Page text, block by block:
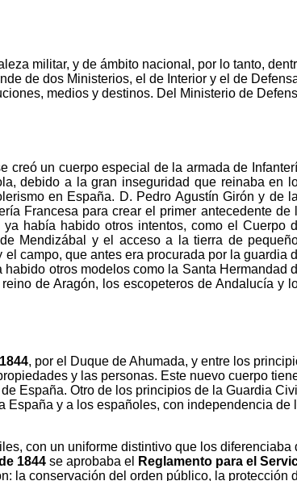
militar, y de ámbito nacional, por lo tanto,
de dos Ministerios, el de Interior y el de
medios y destinos. Del Ministerio de
creó un cuerpo especial de la armada de
debido a la gran inseguridad que reinaba en
en España. D. Pedro Agustín Girón y de
Francesa para crear el primer antecedente de
había habido otros intentos, como el Cuerpo
Mendizábal y el acceso a la tierra de
campo, que antes era procurada por la guardia
otros modelos como la Santa Hermandad
de Aragón, los escopeteros de Andalucía y
44, por el Duque de Ahumada, y entre los
y las personas. Este nuevo cuerpo
España. Otro de los principios de la Guardia
y a los españoles, con independencia de
con un uniforme distintivo que los diferenciaba
1844 se aprobaba el
Reglamento para el
la conservación del orden público, la protección